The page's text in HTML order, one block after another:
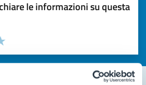
le informazioni su questa
informazioni (da 1 a 5 stelle)
di stelle per valutare la chiarezza delle
5 stelle su 5
4 stelle su 5
su 5
su 5
5